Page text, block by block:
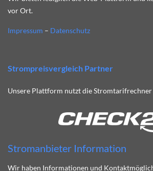
vor Ort.
Impressum – Datenschutz
Strompreisvergleich Partner
Unsere Plattform nutzt die Stromtarifrechner
Stromanbieter Information
Wir haben Informationen und